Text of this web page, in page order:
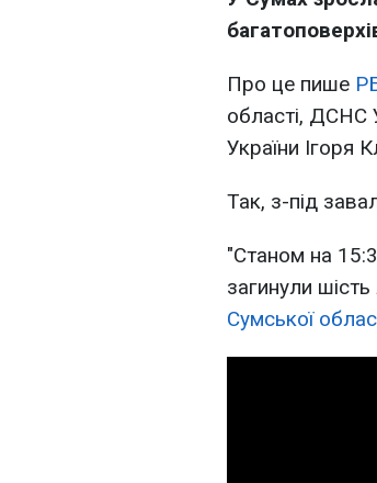
Про це пише
області, ДСНС
України Ігоря
Так, з-під
"Станом на
загинули
Сумської